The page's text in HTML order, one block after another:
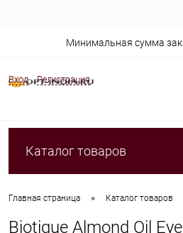
Вход Регистрация
Минимальная сумма
Каталог товаров
Главная страница • Каталог товаров
Biotique Almond Oil